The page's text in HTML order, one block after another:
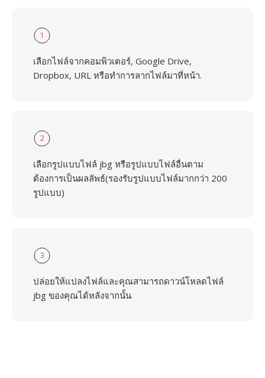
1
เลือกไฟล์จากคอมพิวเตอร์, Google Drive,
Dropbox, URL หรือทำการลากไฟล์มาที่หน้า.
2
เลือกรูปแบบไฟล์ jbg หรือรูปแบบไฟล์อื่นตาม
ต้องการเป็นผลลัพธ์(รองรับรูปแบบไฟล์มากกว่า 200
รูปแบบ)
3
ปล่อยให้แปลงไฟล์และคุณสามารถดาวน์โหลดไฟล์
jbg ของคุณได้หลังจากนั้น